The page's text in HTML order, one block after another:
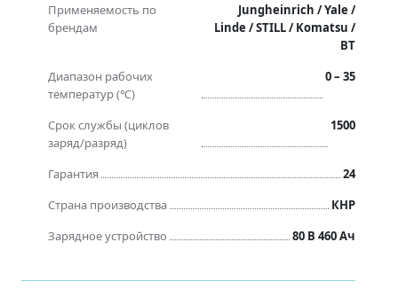
Применяемость по
брендам
Jungheinrich / Yale /
Linde / STILL / Komatsu /
BT
Диапазон рабочих
температур (℃)
0 – 35
Срок службы (циклов
заряд/разряд)
1500
Гарантия
24
Страна производства
КНР
Зарядное устройство
80 В 460 Ач